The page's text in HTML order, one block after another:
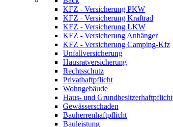
KFZ - Versicherung PKW
KFZ - Versicherung Kraftrad
KFZ - Versicherung LKW
KFZ - Versicherung Anhänger
KFZ - Versicherung Camping-Kfz
Unfallversicherung
Hausratversicherung
Rechtsschutz
Privathaftpflicht
Wohngebäude
Haus- und Grundbesitzerhaftpflicht
Gewässerschaden
Bauherrenhaftpflicht
Bauleistung